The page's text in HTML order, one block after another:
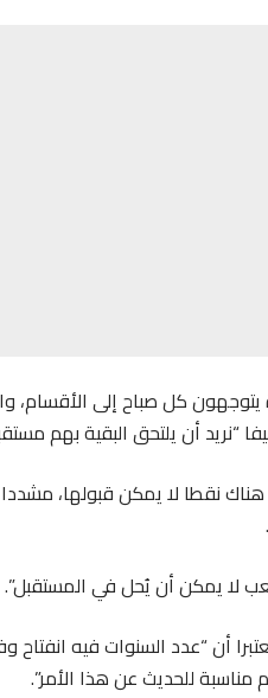
يتوجهون كل صباح إلى الأقسام،
“نريد أن يلتحق البقية بهم
نقطا لا يمكن قبولها،
لا يمكن أن يُحل في المستقبل”.
أن “عدد السنوات فيه انفتاح
للحديث عن هذا الأمر”.